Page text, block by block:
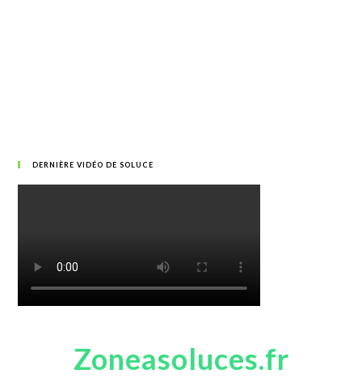
DERNIÈRE VIDÉO DE SOLUCE
Zoneasoluces.fr